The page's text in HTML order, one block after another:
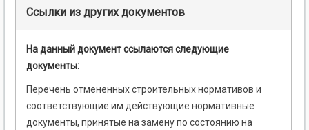
Ссылки из других документов
На данный документ ссылаются следующие
документы:
Перечень отмененных строительных нормативов и
соответствующие им действующие нормативные
документы, принятые на замену по состоянию на